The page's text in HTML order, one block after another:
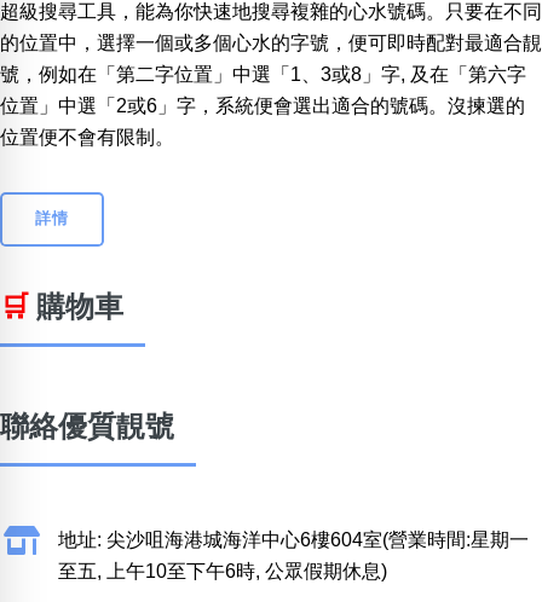
超級搜尋工具，能為你快速地搜尋複雜的心水號碼。只要在不同
的位置中，選擇一個或多個心水的字號，便可即時配對最適合靚
號，例如在「第二字位置」中選「1、3或8」字, 及在「第六字
位置」中選「2或6」字，系統便會選出適合的號碼。沒揀選的
位置便不會有限制。
詳情
🛒 購物車
聯絡優質靚號
地址: 尖沙咀海港城海洋中心6樓604室(營業時間:星期一
至五, 上午10至下午6時, 公眾假期休息)